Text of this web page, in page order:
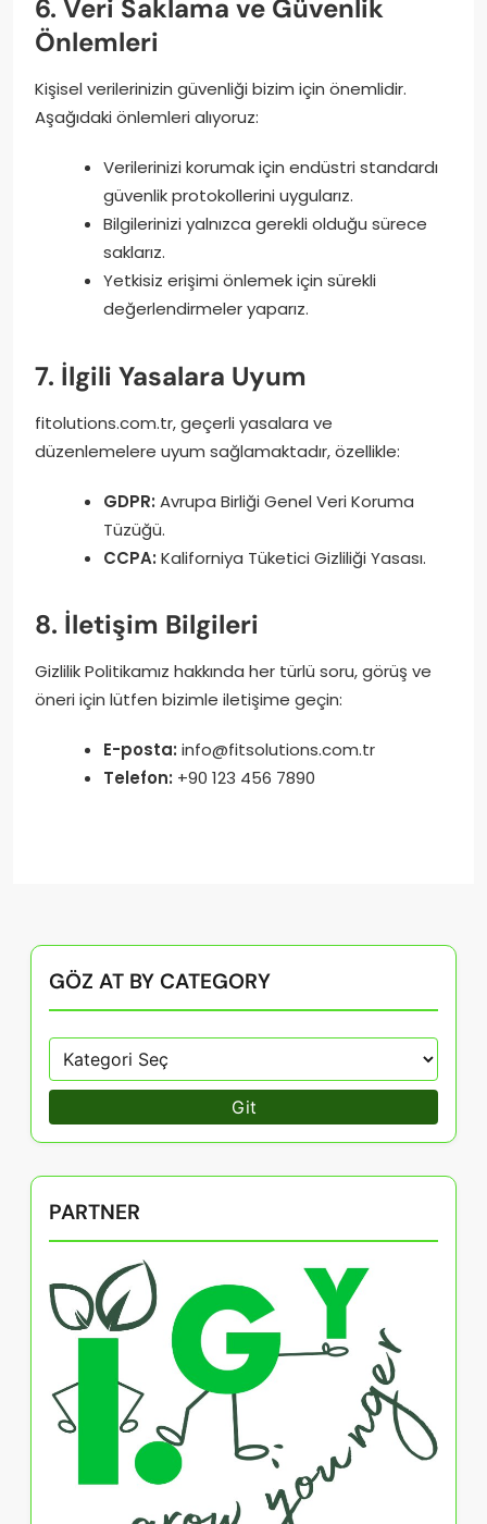
6. Veri Saklama ve Güvenlik
Önlemleri
Kişisel verilerinizin güvenliği bizim için önemlidir.
Aşağıdaki önlemleri alıyoruz:
Verilerinizi korumak için endüstri standardı
güvenlik protokollerini uygularız.
Bilgilerinizi yalnızca gerekli olduğu sürece
saklarız.
Yetkisiz erişimi önlemek için sürekli
değerlendirmeler yaparız.
7. İlgili Yasalara Uyum
fitolutions.com.tr, geçerli yasalara ve
düzenlemelere uyum sağlamaktadır, özellikle:
GDPR: Avrupa Birliği Genel Veri Koruma
Tüzüğü.
CCPA: Kaliforniya Tüketici Gizliliği Yasası.
8. İletişim Bilgileri
Gizlilik Politikamız hakkında her türlü soru, görüş ve
öneri için lütfen bizimle iletişime geçin:
E-posta: info@fitsolutions.com.tr
Telefon: +90 123 456 7890
GÖZ AT BY CATEGORY
Git
PARTNER